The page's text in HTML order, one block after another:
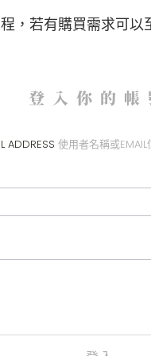
， 若有購買需求可以
登入你的帳
ADDRESS 使用者名稱或EMAIL